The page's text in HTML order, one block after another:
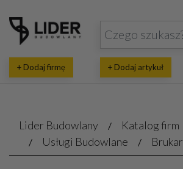
+ Dodaj firmę + Dodaj artykuł
Lider Budowlany
Katalog firm
Usługi Budowlane